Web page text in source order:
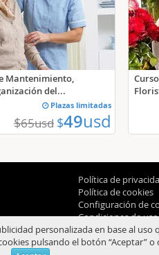
Mantenimiento,
del...
Plazas limitadas
$65usd $49usd
Política de
Política de cookies
Configuración de
Condiciones de uso
© 2012-2026
personalizada en base al
pulsando el botón “Aceptar”